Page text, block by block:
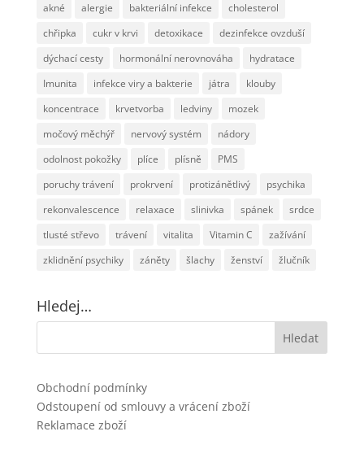
akné alergie bakteriální infekce
cholesterol
chřipka
cukr v krvi detoxikace
dezinfekce ovzduší
dýchací cesty
hormonální nerovnováha
hydratace
Imunita
infekce viry a bakterie játra
klouby
koncentrace
krvetvorba ledviny
mozek
močový měchýř
nervový systém
nádory
odolnost pokožky
plíce plísně
PMS
poruchy trávení
prokrvení protizánětlivý
psychika
rekonvalescence
relaxace slinivka spánek
srdce
tlusté střevo
trávení vitalita Vitamin C
zažívání
zklidnění psychiky
záněty šlachy ženství žlučník
Hledej…
Obchodní podmínky
Odstoupení od smlouvy a vrácení zboží
Reklamace zboží